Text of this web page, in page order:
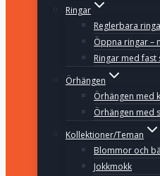
Ringar
Reglerbara
Öppna ringar –
Ringar med fast
Örhängen
Örhängen med
Örhängen med
Kollektioner/Teman
Blommor och
Jokkmokk